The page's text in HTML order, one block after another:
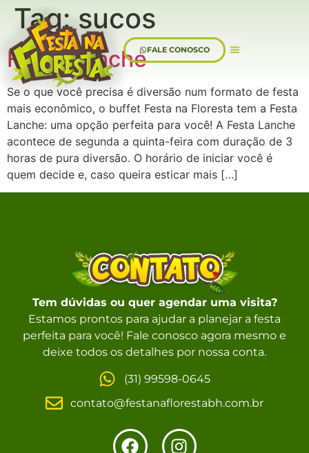
FALE CONOSCO
Tag:sucos
Festa Lanche
Se o que você precisa é diversão num formato de festa
mais econômico, o buffet Festa na Floresta tem a Festa
Lanche: uma opção perfeita para você! A Festa Lanche
acontece de segunda a quinta-feira com duração de 3
horas de pura diversão. O horário de iniciar você é
quem decide e, caso queira esticar mais […]
Tem dúvidas ou quer agendar uma visita?
Estamos prontos para ajudar a planejar a festa
perfeita para você! Fale conosco agora mesmo e
deixe todos os detalhes por nossa conta.
(31) 99598-0645
contato@festanaflorestabh.com.br